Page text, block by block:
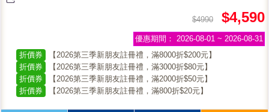
$4990 $4,590
優惠期間： 2026-08-01 ~ 2026-08-31
折價券
【2026第三季新朋友註冊禮，滿8000折$200元】
折價券
【2026第三季新朋友註冊禮，滿3000折$80元】
折價券
【2026第三季新朋友註冊禮，滿2000折$50元】
折價券
【2026第三季新朋友註冊禮，滿800折$20元】